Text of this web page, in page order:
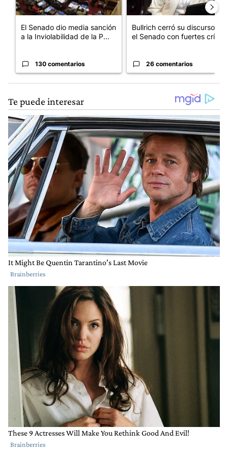
El Senado dio media sanción
a la Inviolabilidad de la P...
130 comentarios
Bullrich cerró su discurso en
el Senado con fuertes crí...
26 comentarios